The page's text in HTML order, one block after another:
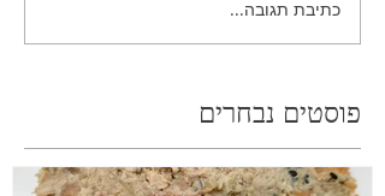
כתיבת תגובה...
פוסטים נבחרים